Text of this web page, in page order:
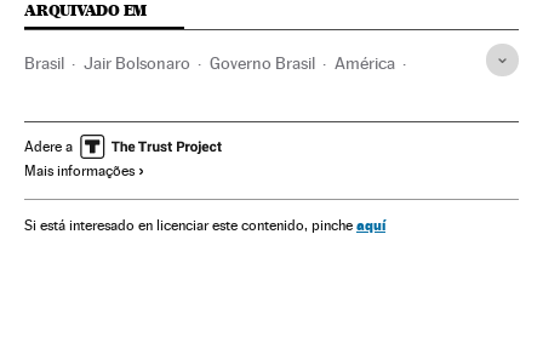
ARQUIVADO EM
Brasil Jair Bolsonaro Governo Brasil América
Democracia História antiga
Donald Trump
Adere a
Mais informações
Si está interesado en licenciar este contenido, pinche aquí